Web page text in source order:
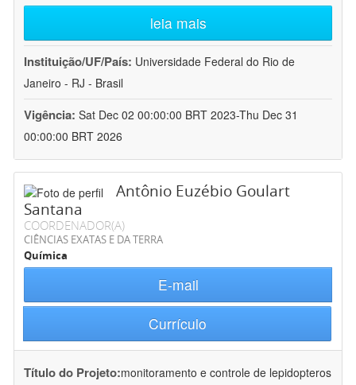
leia mais
Instituição/UF/País: Universidade Federal do Rio de
Janeiro - RJ - Brasil
Vigência: Sat Dec 02 00:00:00 BRT 2023-Thu Dec 31
00:00:00 BRT 2026
Antônio Euzébio Goulart
Santana
COORDENADOR(A)
CIÊNCIAS EXATAS E DA TERRA
Química
E-mail
Currículo
Título do Projeto:monitoramento e controle de lepidopteros